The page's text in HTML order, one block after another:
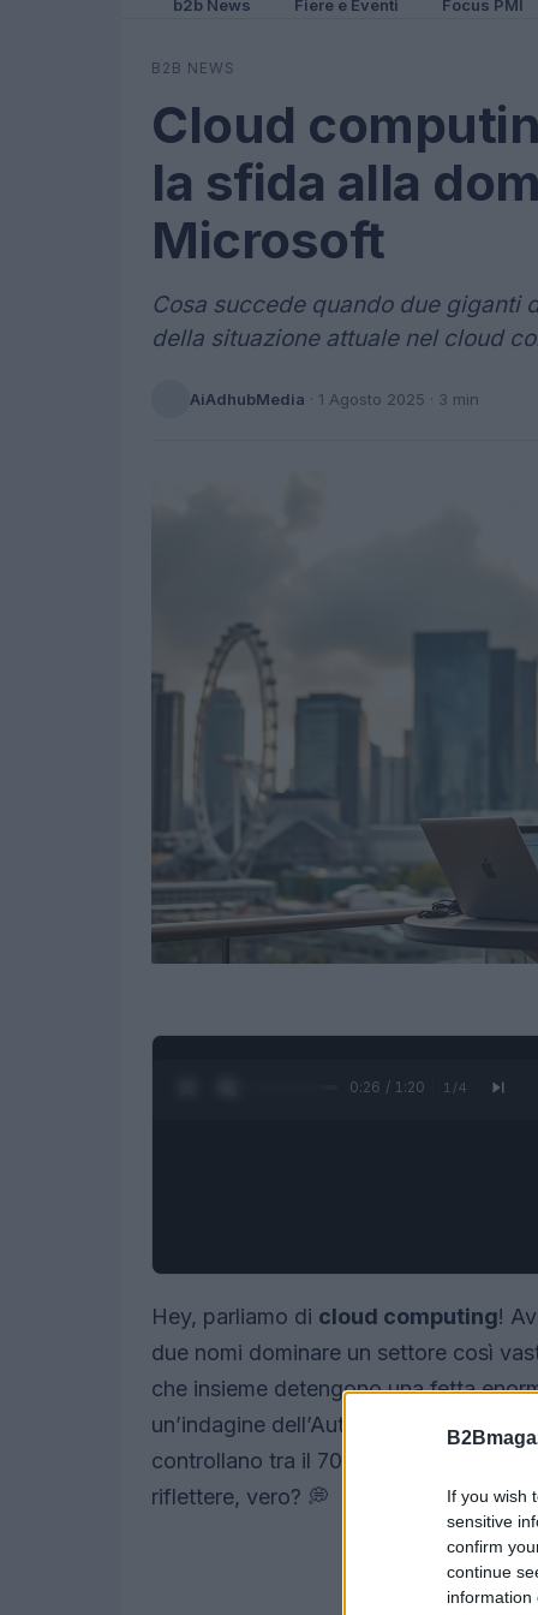
If you wish
sensitive
confirm
continue
information
b2b News Fiere e Eventi Focus PMI
B2B NEWS
Cloud
la sfida alla
Microsoft
Cosa succede quando due giganti
della situazione attuale nel cloud
AiAdhubMedia · 1 Agosto 2025 · 3 min
0:27 / 1:20 1 /4
Hey, parliamo di cloud computing!
due nomi dominare un settore così
che insieme detengono una fetta
un’indagine dell’Autorità britannica
controllano tra il 70% e l’80% del
riflettere, vero? 💭